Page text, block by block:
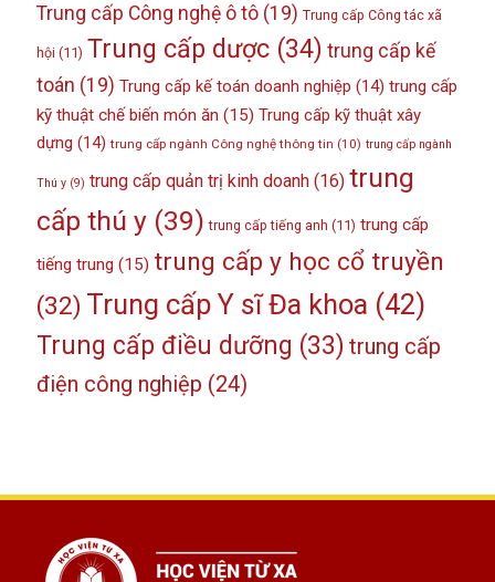
Trung cấp Công nghệ ô tô(19) Trung cấp Công tác xã
hội (11) Trung cấp dược(34) trung cấp kế
toán (19) Trung cấp kế toán doanh nghiệp (14) trung cấp
kỹ thuật chế biến món ăn (15) Trung cấp kỹ thuật xây
dựng (14) trung cấp ngành Công nghệ thông tin (10) trung cấp ngành
Thú y(9) trung cấp quản trị kinh doanh(16) trung
cấp thú y(39) trung cấp tiếng anh (11) trung cấp
tiếng trung (15) trung cấp y học cổ truyền
(32) Trung cấp Y sĩ Đa khoa (42)
Trung cấp điều dưỡng (33) trung cấp
điện công nghiệp (24)